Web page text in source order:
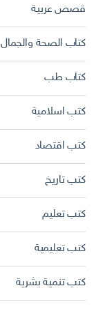
قصص عربية
كتاب الصحة والجمال
كتاب طب
كتب اسلامية
كتب اقتصاد
كتب تاريخ
كتب تعليم
كتب تعليمية
كتب تنمية بشرية